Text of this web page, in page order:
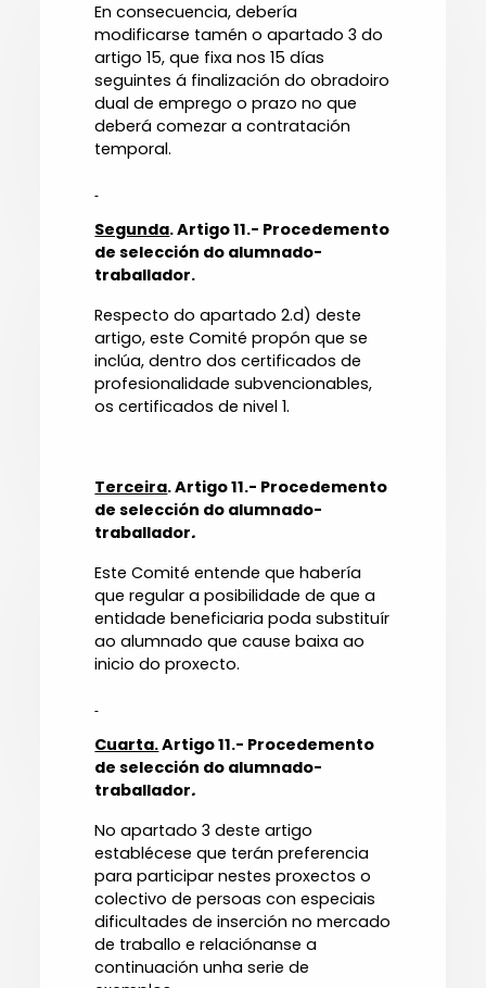
En consecuencia, debería
modificarse tamén o apartado 3 do
artigo 15, que fixa nos 15 días
seguintes á finalización do obradoiro
dual de emprego o prazo no que
deberá comezar a contratación
temporal.
Segunda. Artigo 11.- Procedemento
de selección do alumnado-
traballador.
Respecto do apartado 2.d) deste
artigo, este Comité propón que se
inclúa, dentro dos certificados de
profesionalidade subvencionables,
os certificados de nivel 1.
Terceira. Artigo 11.- Procedemento
de selección do alumnado-
traballador.
Este Comité entende que habería
que regular a posibilidade de que a
entidade beneficiaria poda substituír
ao alumnado que cause baixa ao
inicio do proxecto.
Cuarta.Artigo 11.- Procedemento
de selección do alumnado-
traballador.
No apartado 3 deste artigo
establécese que terán preferencia
para participar nestes proxectos o
colectivo de persoas con especiais
dificultades de inserción no mercado
de traballo e relaciónanse a
continuación unha serie de